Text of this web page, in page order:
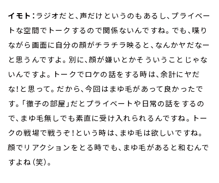
イモト： ラジオだと、声だけというのもあるし、プライベー
トな空間でトークするので関係ないんですね。でも、喋り
ながら画面に自分の顔がチラチラ映ると、なんかヤだなー
と思うんですよ。別に、顔が嫌いとかそういうことじゃな
いんですよ。トークでロケの話をする時は、余計にヤだ
な！と思って。だから、今回はまゆ毛があって良かったで
す。「徹子の部屋」だとプライベートや日常の話をするの
で、まゆ毛無しでも素直に受け入れられるんですね。トー
クの戦場で戦うぞ！という時は、まゆ毛は欲しいですね。
顔でリアクションをとる時でも、まゆ毛があると和むんで
すよね（笑）。